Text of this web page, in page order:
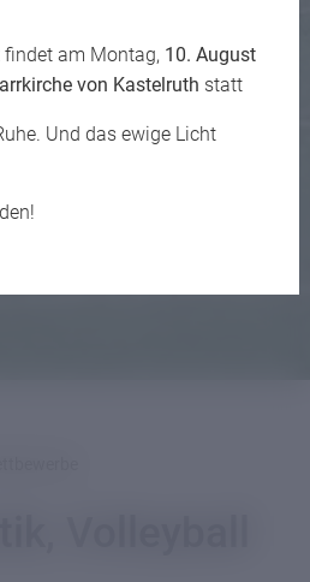
findet am Montag, 10. August
von Kastelruth statt
Und das ewige Licht